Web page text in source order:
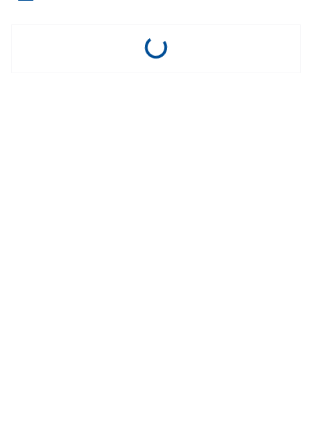
Loading...